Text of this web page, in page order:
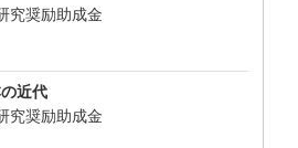
究奨励助成金
近代
究奨励助成金